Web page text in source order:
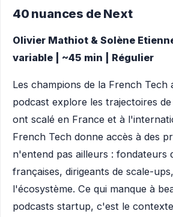
40 nuances de Next
Olivier Mathiot & Solène
variable | ~45 min | Régulier
Les champions de la French Tech
podcast explore les trajectoires
ont scalé en France et à
French Tech donne accès à des
n'entend pas ailleurs : fondateurs
françaises, dirigeants de scale-
l'écosystème. Ce qui manque à
podcasts startup, c'est le